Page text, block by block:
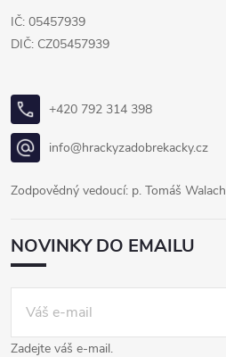
IČ: 05457939
DIČ: CZ05457939
+420 792 314 398
info@hrackyzadobrekacky.cz
Zodpovědný vedoucí: p. Tomáš Walach
NOVINKY DO EMAILU
Zadejte váš e-mail.